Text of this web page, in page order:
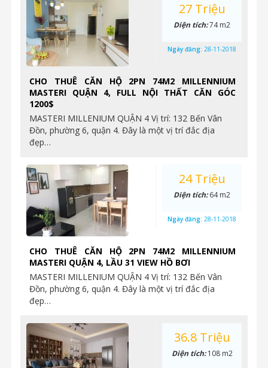
CHO THUÊ CĂN HỘ 2PN 74M2 MILLENNIUM
MASTERI QUẬN 4, FULL NỘI THẤT CĂN GÓC
1200$
MASTERI MILLENIUM QUẬN 4 Vị trí: 132 Bến Vân
Đồn, phường 6, quận 4. Đây là một vị trí đắc địa
đẹp…
27 Triệu
Diện tích:74 m2
Ngày đăng: 28-11-2018
CHO THUÊ CĂN HỘ 2PN 74M2 MILLENNIUM
MASTERI QUẬN 4, LẦU 31 VIEW HỒ BƠI
MASTERI MILLENIUM QUẬN 4 Vị trí: 132 Bến Vân
Đồn, phường 6, quận 4. Đây là một vị trí đắc địa
đẹp…
24 Triệu
Diện tích:64 m2
Ngày đăng: 28-11-2018
36.8 Triệu
Diện tích:108 m2